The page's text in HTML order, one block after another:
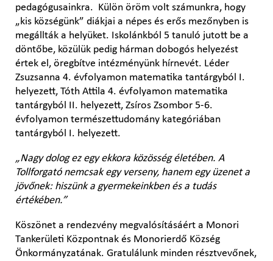
pedagógusainkra. Külön öröm volt számunkra, hogy
„kis községünk” diákjai a népes és erős mezőnyben is
megállták a helyüket. Iskolánkból 5 tanuló jutott be a
döntőbe, közülük pedig hárman dobogós helyezést
értek el, öregbítve intézményünk hírnevét. Léder
Zsuzsanna 4. évfolyamon matematika tantárgyból I.
helyezett, Tóth Attila 4. évfolyamon matematika
tantárgyból II. helyezett, Zsíros Zsombor 5-6.
évfolyamon természettudomány kategóriában
tantárgyból I. helyezett.
„Nagy dolog ez egy ekkora közösség életében. A
Tollforgató nemcsak egy verseny, hanem egy üzenet a
jövőnek: hiszünk a gyermekeinkben és a tudás
értékében.”
Köszönet a rendezvény megvalósításáért a Monori
Tankerületi Központnak és Monorierdő Község
Önkormányzatának. Gratulálunk minden résztvevőnek,